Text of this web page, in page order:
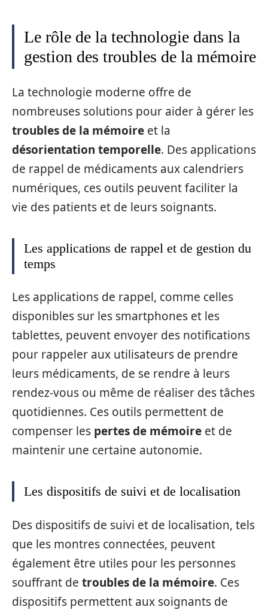
Le rôle de la technologie dans la
gestion des troubles de la mémoire
La technologie moderne offre de
nombreuses solutions pour aider à gérer les
troubles de la mémoire et la
désorientation temporelle. Des applications
de rappel de médicaments aux calendriers
numériques, ces outils peuvent faciliter la
vie des patients et de leurs soignants.
Les applications de rappel et de gestion du
temps
Les applications de rappel, comme celles
disponibles sur les smartphones et les
tablettes, peuvent envoyer des notifications
pour rappeler aux utilisateurs de prendre
leurs médicaments, de se rendre à leurs
rendez-vous ou même de réaliser des tâches
quotidiennes. Ces outils permettent de
compenser les pertes de mémoire et de
maintenir une certaine autonomie.
Les dispositifs de suivi et de localisation
Des dispositifs de suivi et de localisation, tels
que les montres connectées, peuvent
également être utiles pour les personnes
souffrant de troubles de la mémoire. Ces
dispositifs permettent aux soignants de